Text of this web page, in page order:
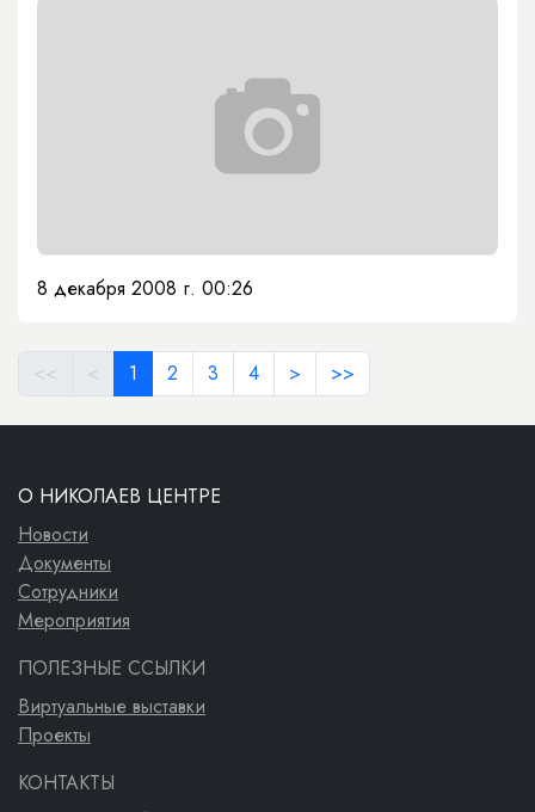
8 декабря 2008 г. 00:26
<< < 1 2 3 4 > >>
О НИКОЛАЕВ ЦЕНТРЕ
Новости
Документы
Сотрудники
Мероприятия
ПОЛЕЗНЫЕ ССЫЛКИ
Виртуальные выставки
Проекты
КОНТАКТЫ